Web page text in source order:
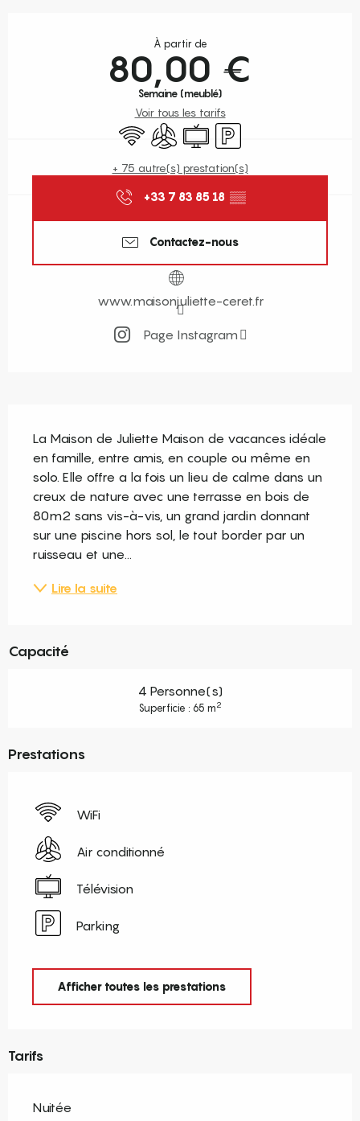
À partir de
80,00 €
Semaine (meublé)
Voir tous les tarifs
WiFi Air conditionné
Télévision
Parking
+ 75 autre(s) prestation(s)
+33 7 83 85 18 ▒▒
Contactez-nous
www.maisonjuliette-ceret.fr
Page Instagram
La Maison de Juliette Maison de vacances idéale
en famille, entre amis, en couple ou même en
solo. Elle offre a la fois un lieu de calme dans un
creux de nature avec une terrasse en bois de
80m2 sans vis-à-vis, un grand jardin donnant
sur une piscine hors sol, le tout border par un
ruisseau et une...
Lire la suite
Capacité
4 Personne(s)
Superficie : 65 m2
Prestations
WiFi
Air conditionné
Télévision
Parking
Afficher toutes les prestations
Tarifs
Nuitée